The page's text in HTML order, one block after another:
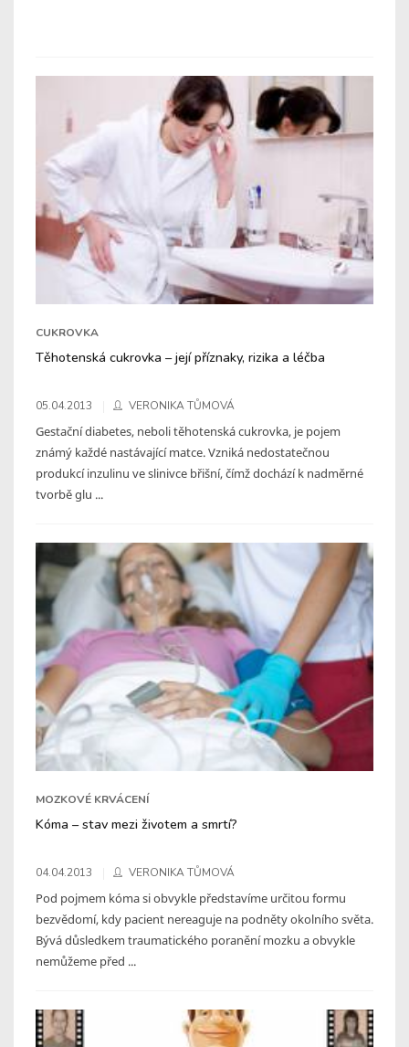
CUKROVKA
Těhotenská cukrovka – její příznaky, rizika a léčba
05.04.2013 VERONIKA TŮMOVÁ
Gestační diabetes, neboli těhotenská cukrovka, je pojem
známý každé nastávající matce. Vzniká nedostatečnou
produkcí inzulinu ve slinivce břišní, čímž dochází k nadměrné
tvorbě glu ...
MOZKOVÉ KRVÁCENÍ
Kóma – stav mezi životem a smrtí?
04.04.2013 VERONIKA TŮMOVÁ
Pod pojmem kóma si obvykle představíme určitou formu
bezvědomí, kdy pacient nereaguje na podněty okolního světa.
Bývá důsledkem traumatického poranění mozku a obvykle
nemůžeme před ...